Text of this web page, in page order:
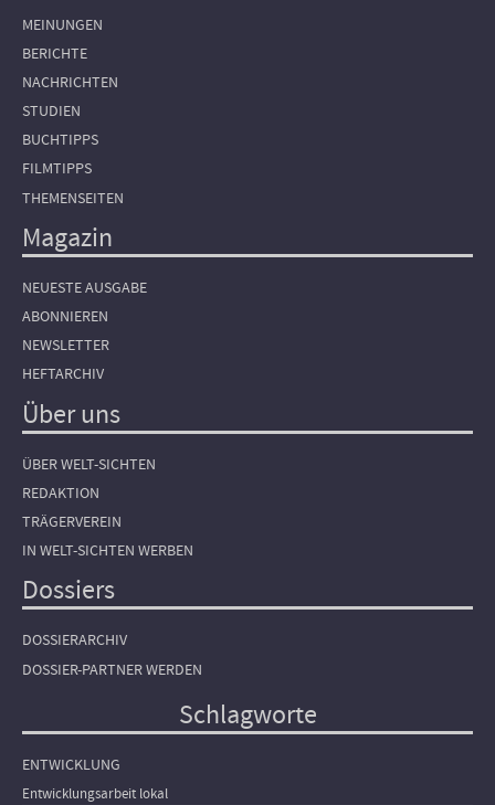
MEINUNGEN
BERICHTE
NACHRICHTEN
STUDIEN
BUCHTIPPS
FILMTIPPS
THEMENSEITEN
Magazin
NEUESTE AUSGABE
ABONNIEREN
NEWSLETTER
HEFTARCHIV
Über uns
ÜBER WELT-SICHTEN
REDAKTION
TRÄGERVEREIN
IN WELT-SICHTEN WERBEN
Dossiers
DOSSIERARCHIV
DOSSIER-PARTNER WERDEN
Schlagworte
ENTWICKLUNG
Entwicklungsarbeit lokal